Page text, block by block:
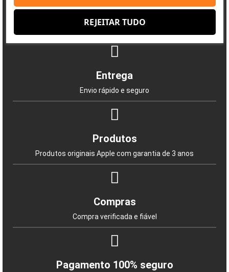
Porquê escolher-nos?
A satisfação do cliente é a nossa prioridade
Entrega
Envio rápido e seguro
Produtos
Produtos originais Apple com garantia de 3 anos
Compras
Compra verificada e fiável
Pagamento 100% seguro
REJEITAR TUDO